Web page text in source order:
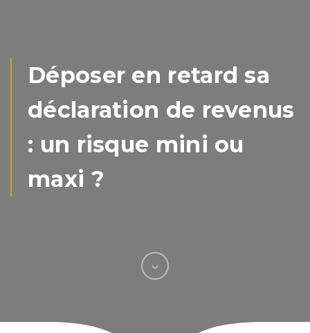
Déposer en retard sa
déclaration de revenus
: un risque mini ou
maxi ?